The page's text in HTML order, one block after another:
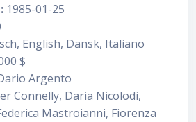
1985-01-25
English, Dansk, Italiano
$
Argento
Connelly, Daria Nicolodi,
Mastroianni, Fiorenza